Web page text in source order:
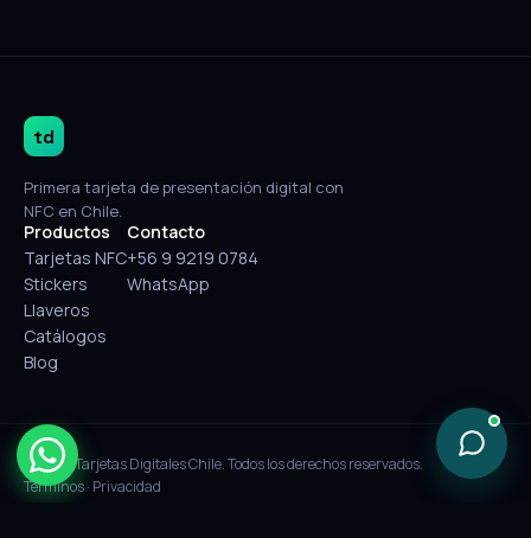
td
Primera tarjeta de presentación digital con
NFC en Chile.
Productos
Tarjetas NFC
Stickers
Llaveros
Catálogos
Blog
Contacto
+56 9 9219 0784
WhatsApp
© 2026 Tarjetas Digitales Chile. Todos los derechos reservados.
Términos· Privacidad